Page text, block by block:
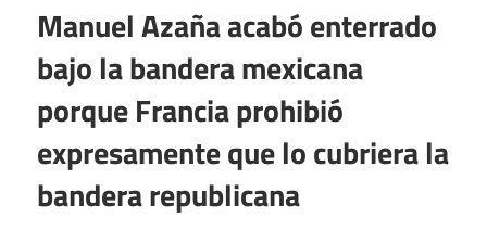
Manuel Azaña acabó enterrado
bajo la bandera mexicana
porque Francia prohibió
expresamente que lo cubriera la
bandera republicana